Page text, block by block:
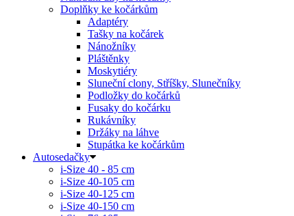
Doplňky ke kočárkům
Adaptéry
Tašky na kočárek
Nánožníky
Pláštěnky
Moskytiéry
Sluneční clony, Stříšky, Slunečníky
Podložky do kočárků
Fusaky do kočárku
Rukávníky
Držáky na láhve
Stupátka ke kočárkům
Autosedačky
i-Size 40 - 85 cm
i-Size 40-105 cm
i-Size 40-125 cm
i-Size 40-150 cm